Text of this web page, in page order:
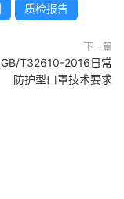
质检报告
下一篇
T32610-2016日常
防护型口罩技术要求